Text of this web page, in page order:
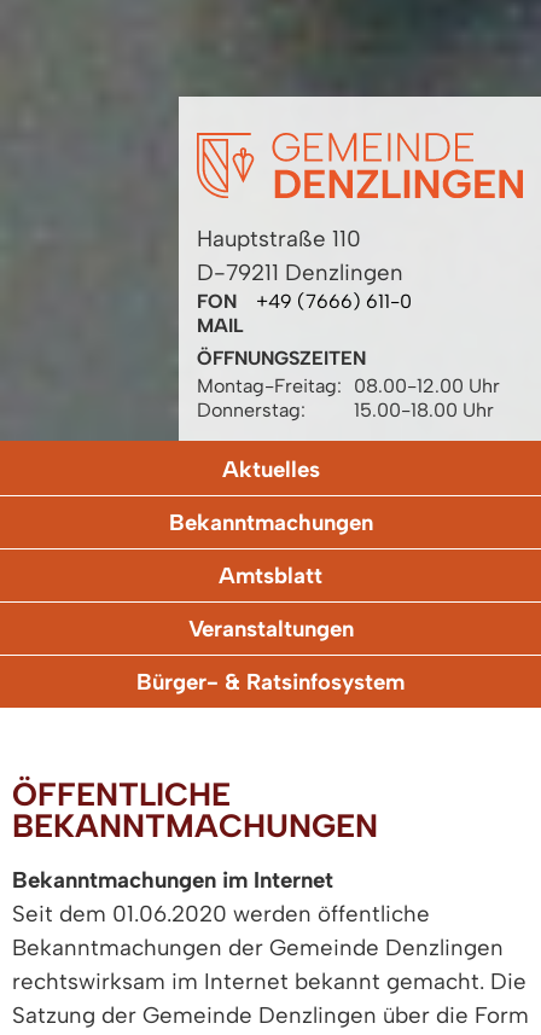
Hauptstraße 110
D-79211 Denzlingen
FON
+49 (7666) 611-0
MAIL
ÖFFNUNGSZEITEN
Montag-Freitag:
08.00-12.00 Uhr
Donnerstag:
15.00-18.00 Uhr
Aktuelles
Bekanntmachungen
Amtsblatt
Veranstaltungen
Bürger- & Ratsinfosystem
ÖFFENTLICHE
BEKANNTMACHUNGEN
Bekanntmachungen im Internet
Seit dem 01.06.2020 werden öffentliche
Bekanntmachungen der Gemeinde Denzlingen
rechtswirksam im Internet bekannt gemacht. Die
Satzung der Gemeinde Denzlingen über die Form